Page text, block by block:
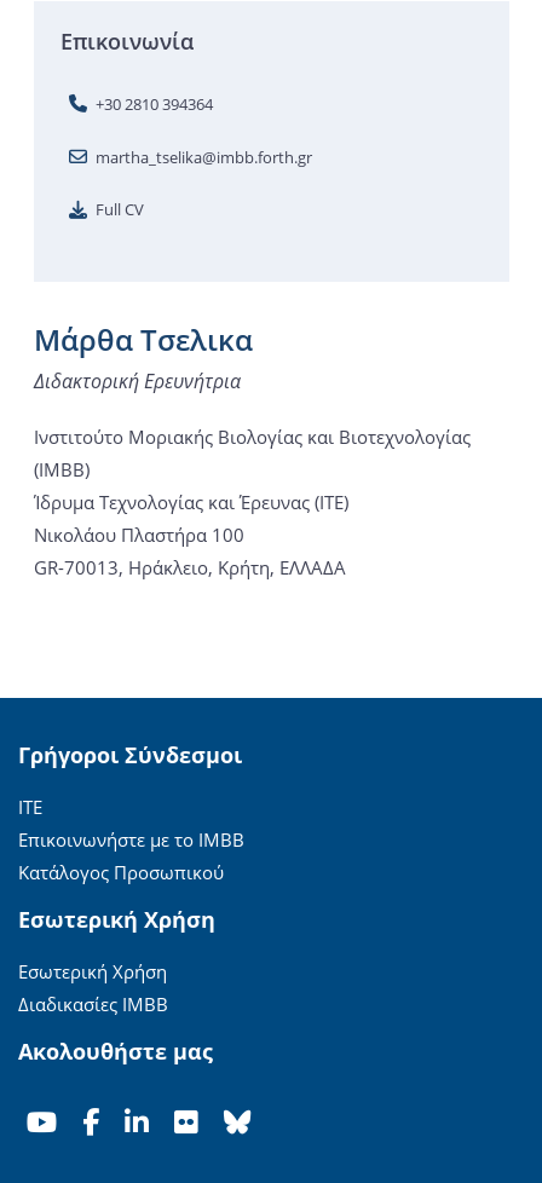
Επικοινωνία
+30 2810 394364
martha_tselika@imbb.forth.gr
Full CV
Μάρθα Τσελικα
Διδακτορική Ερευνήτρια
Ινστιτούτο Μοριακής Βιολογίας και Βιοτεχνολογίας
(ΙΜΒΒ)
Ίδρυμα Τεχνολογίας και Έρευνας (ΙΤΕ)
Νικολάου Πλαστήρα 100
GR-70013, Ηράκλειο, Κρήτη, ΕΛΛΑΔΑ
Γρήγοροι Σύνδεσμοι
ΙΤΕ
Επικοινωνήστε με το ΙΜΒΒ
Κατάλογος Προσωπικού
Εσωτερική Χρήση
Εσωτερική Χρήση
Διαδικασίες ΙΜΒΒ
Ακολουθήστε μας